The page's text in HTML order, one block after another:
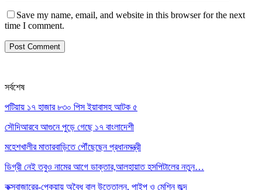
Save my name, email, and website in this browser for the next
time I comment.
সর্বশেষ
পটিয়ায় ১৭ হাজার ৮৩০ পিস ইয়াবাসহ আটক ৫
সৌদিআরবে আগুনে পুড়ে গেছে ১৭ বাংলাদেশী
মহেশখালীর মাতারবাড়িতে পৌঁছেছেন প্রধানমন্ত্রী
ডিগ্রী নেই তবুও নামের আগে ডাক্তার,আলহায়াত হসপিটালের নতুন…
কক্সবাজারের-পেকুয়ায় অবৈধ বালু উত্তোলন, পাইপ ও মেশিন জব্দ